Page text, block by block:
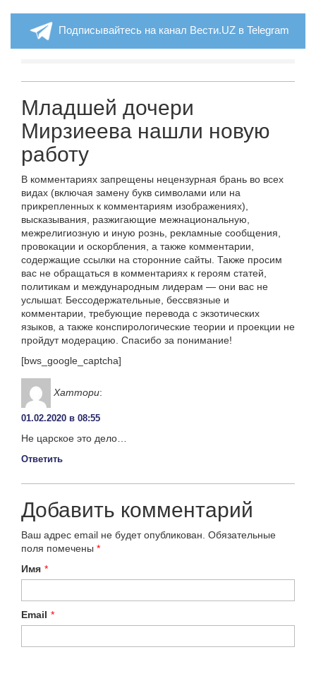
Подписывайтесь на канал Вести.UZ в Telegram
Младшей дочери
Мирзиеева нашли новую
работу
В комментариях запрещены нецензурная брань во всех
видах (включая замену букв символами или на
прикрепленных к комментариям изображениях),
высказывания, разжигающие межнациональную,
межрелигиозную и иную рознь, рекламные сообщения,
провокации и оскорбления, а также комментарии,
содержащие ссылки на сторонние сайты. Также просим
вас не обращаться в комментариях к героям статей,
политикам и международным лидерам — они вас не
услышат. Бессодержательные, бессвязные и
комментарии, требующие перевода с экзотических
языков, а также конспирологические теории и проекции не
пройдут модерацию. Спасибо за понимание!
[bws_google_captcha]
Хаттори:
01.02.2020 в 08:55
Не царское это дело…
Ответить
Добавить комментарий
Ваш адрес email не будет опубликован. Обязательные
поля помечены *
Имя *
Email *